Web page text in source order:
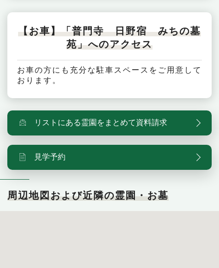
【お車】「普門寺 日野宿 みちの墓
苑」へのアクセス
お車の方にも充分な駐車スペースをご用意して
おります。
リストにある霊園をまとめて資料請求
見学予約
周辺地図および近隣の霊園・お墓